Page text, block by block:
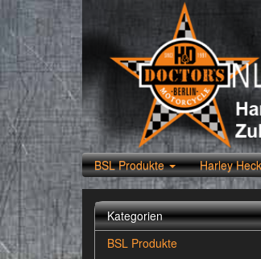
BSL Produkte Harley
Kategorien
BSL Produkte